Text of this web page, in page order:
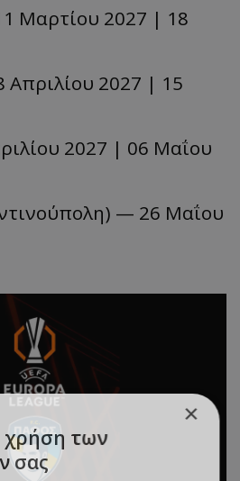
Μαρτίου 2027 | 18
Απριλίου 2027 | 15
2027 | 06 Μαΐου
— 26 Μαΐου
×
χρήση των
σας